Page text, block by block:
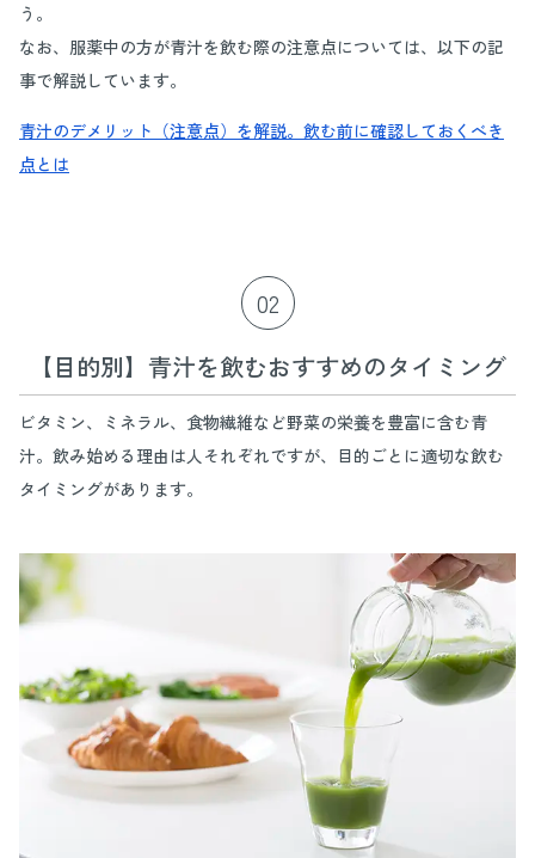
う。
なお、服薬中の方が青汁を飲む際の注意点については、以下の記
事で解説しています。
青汁のデメリット（注意点）を解説。飲む前に確認しておくべき
点とは
02
【目的別】青汁を飲むおすすめのタイミング
ビタミン、ミネラル、食物繊維など野菜の栄養を豊富に含む青
汁。飲み始める理由は人それぞれですが、目的ごとに適切な飲む
タイミングがあります。